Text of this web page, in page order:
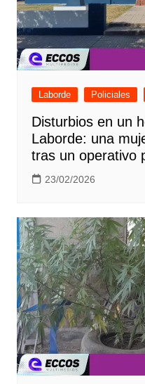
Laborde Policiales
Disturbios en un
Laborde: una
tras un operativo
23/02/2026